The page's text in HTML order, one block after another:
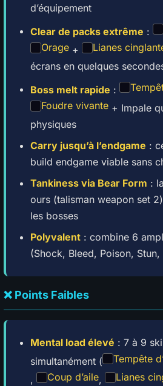
d’équipement
Clear de packs extrême :
Orage + Lianes
écrans en quelques
Boss melt rapide :
Foudre vivante + Impale
physiques
Carry jusqu’à l’endgame :
build endgame viable sans
Tankiness via Bear Form :
ours (talisman weapon set
les bosses
Polyvalent : combine 6
(Shock, Bleed, Poison,
❌ Points Faibles
Mental load élevé : 7 à 9
simultanément (
Tempête
,
Coup d’aile, Lianes